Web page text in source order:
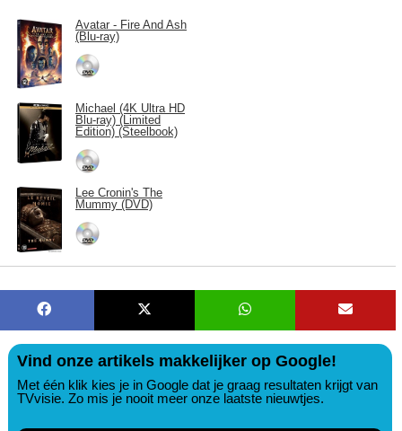
Avatar - Fire And Ash
(Blu-ray)
Michael (4K Ultra HD
Blu-ray) (Limited
Edition) (Steelbook)
Lee Cronin's The
Mummy (DVD)
Vind onze artikels makkelijker op Google!
Met één klik kies je in Google dat je graag resultaten krijgt van
TVvisie. Zo mis je nooit meer onze laatste nieuwtjes.